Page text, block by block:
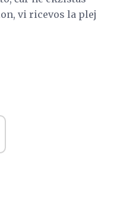
vi ricevos la plej